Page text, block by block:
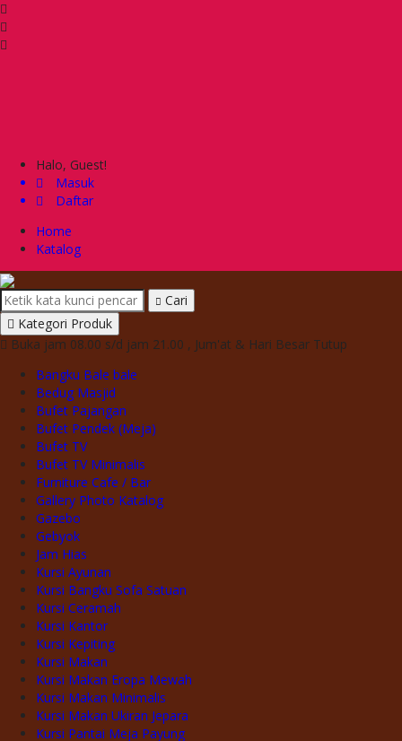
Halo, Guest!
Masuk
Daftar
Home
Katalog
Cari
Kategori Produk
Buka jam 08.00 s/d jam 21.00 , Jum'at & Hari Besar Tutup
Bangku Bale bale
Bedug Masjid
Bufet Pajangan
Bufet Pendek (Meja)
Bufet TV
Bufet TV Minimalis
Furniture Cafe / Bar
Gallery Photo Katalog
Gazebo
Gebyok
Jam Hias
Kursi Ayunan
Kursi Bangku Sofa Satuan
Kursi Ceramah
Kursi Kantor
Kursi Kepiting
Kursi Makan
Kursi Makan Eropa Mewah
Kursi Makan Minimalis
Kursi Makan Ukiran Jepara
Kursi Pantai Meja Payung